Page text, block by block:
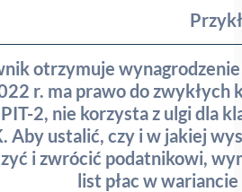
otrzymuje
r. ma prawo do zwykłych
PIT-2, nie korzysta z ulgi dla
Aby ustalić, czy i w jakiej
i zwrócić podatnikowi,
list płac w